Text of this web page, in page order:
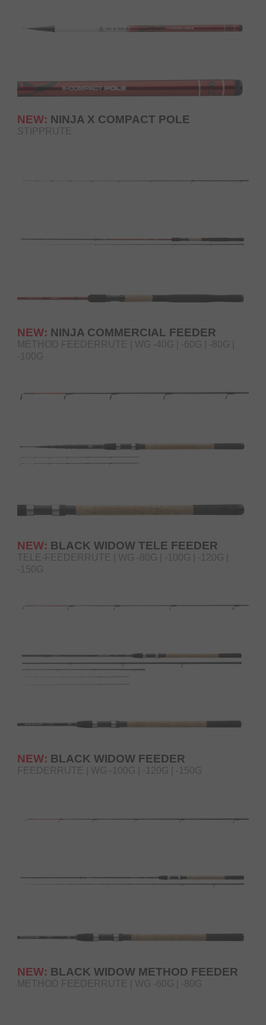
NEW: NINJA X COMPACT POLE
STIPPRUTE
NEW: NINJA COMMERCIAL FEEDER
METHOD FEEDERRUTE | WG -40G | -60G | -80G |
-100G
NEW: BLACK WIDOW TELE FEEDER
TELE-FEEDERRUTE | WG -80G | -100G | -120G |
-150G
NEW: BLACK WIDOW FEEDER
FEEDERRUTE | WG -100G | -120G | -150G
NEW: BLACK WIDOW METHOD FEEDER
METHOD FEEDERRUTE | WG -60G | -80G